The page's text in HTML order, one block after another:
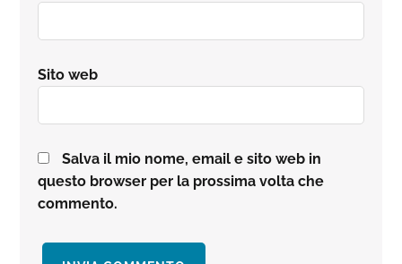
Sito web
Salva il mio nome, email e sito web in
questo browser per la prossima volta che
commento.